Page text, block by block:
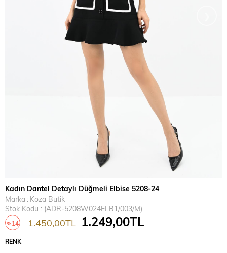
Kadın Dantel Detaylı Düğmeli Elbise 5208-24
Marka : Koza Butik
Stok Kodu
(ADR-5208W024ELB1/003/M)
%14
İndirim
1.450,00TL 1.249,00TL
RENK